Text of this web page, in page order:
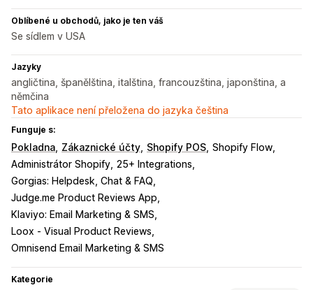
Oblíbené u obchodů, jako je ten váš
Se sídlem v USA
Jazyky
angličtina, španělština, italština, francouzština, japonština, a
němčina
Tato aplikace není přeložena do jazyka čeština
Funguje s:
Pokladna Zákaznické účty Shopify POS Shopify Flow
Administrátor Shopify 25+ Integrations
Gorgias: Helpdesk, Chat & FAQ
Judge.me Product Reviews App
Klaviyo: Email Marketing & SMS
Loox ‑ Visual Product Reviews
Omnisend Email Marketing & SMS
Kategorie